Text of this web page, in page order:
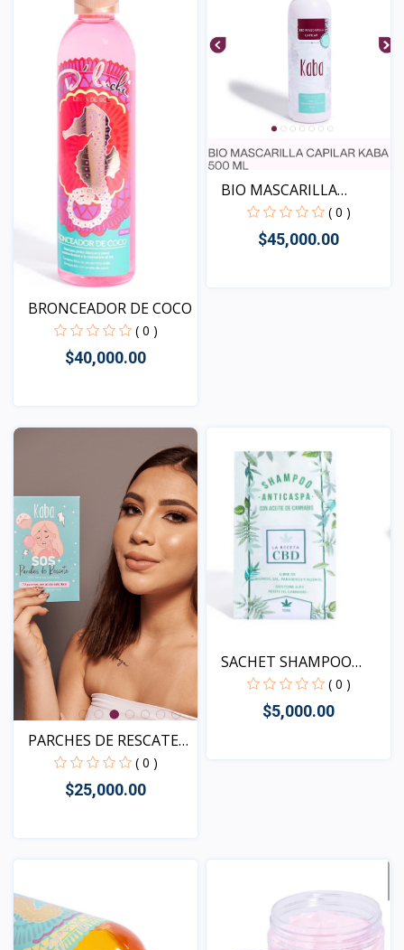
BRONCEADOR DE COCO
( 0 )
$40,000.00
Vista
BIO MASCARILLA
CAPILAR...
( 0 )
$45,000.00
PARCHES DE RESCATE
SOS
( 0 )
$25,000.00
SACHET SHAMPOO
ANTICASP...
( 0 )
$5,000.00